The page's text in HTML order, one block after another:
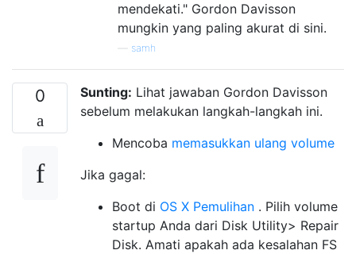
mendekati." Gordon Davisson
mungkin yang paling akurat di sini.
samh
0 Sunting: Lihat jawaban Gordon Davisson
sebelum melakukan langkah-langkah ini.
Mencoba memasukkan ulang volume
Jika gagal:
Boot di OS X Pemulihan . Pilih volume
startup Anda dari Disk Utility> Repair
Disk. Amati apakah ada kesalahan FS